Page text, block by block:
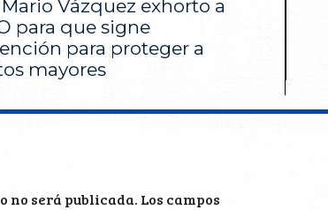
Vázquez exhorto a
para que signe
para proteger a
mayores
no será publicada. Los campos